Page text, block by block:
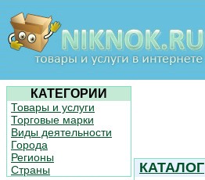
КАТЕГОРИИ
Товары и услуги
Торговые марки
Виды деятельности
Города
Регионы
Страны
КАТАЛОГ